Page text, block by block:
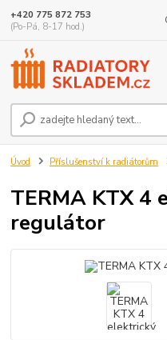
+420 775 872 753
(Po-Pá, 8-17 hod.)
Úvod Příslušenství k radiátorům
TERMA KTX 4
regulátor